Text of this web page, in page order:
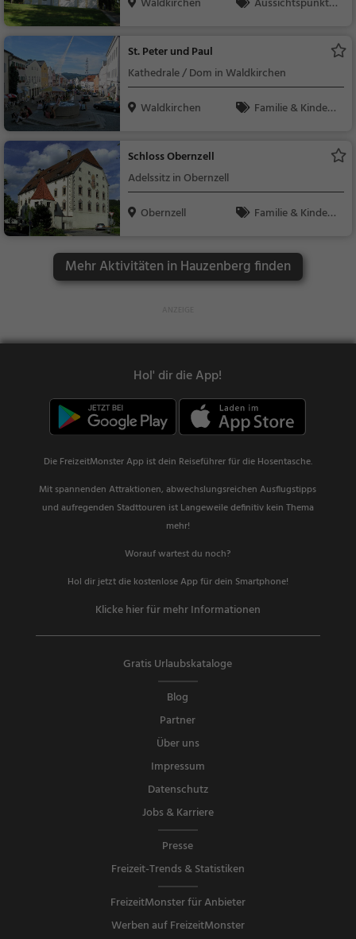
St. Peter und Paul
Kathedrale / Dom in Waldkirchen
Waldkirchen
Familie & Kinder,
Schloss Obernzell
Adelssitz in Obernzell
Obernzell
Familie & Kinder,
Mehr Aktivitäten in Hauzenberg finden
Hol' dir die App!
Die FreizeitMonster App ist dein Reiseführer für die Hosentasche.
Mit spannenden Attraktionen, abwechslungsreichen Ausflugstipps
und aufregenden Stadttouren ist Langeweile definitiv kein Thema
mehr!
Worauf wartest du noch?
Hol dir jetzt die kostenlose App für dein Smartphone!
Klicke hier für mehr Informationen
Gratis Urlaubskataloge
Blog
Partner
Über uns
Impressum
Datenschutz
Jobs & Karriere
Presse
Freizeit-Trends & Statistiken
FreizeitMonster für Anbieter
Werben auf FreizeitMonster